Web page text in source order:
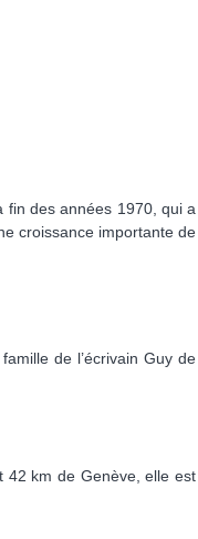
fin des années 1970, qui a
croissance importante de
de l’écrivain Guy de
42 km de Genève, elle est